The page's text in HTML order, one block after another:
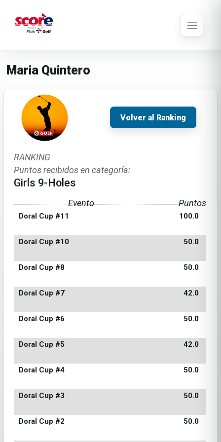
Maria Quintero
Volver al Ranking
RANKING
Puntos recibidos en categoría:
Girls 9-Holes
Evento Puntos
Doral Cup #11 100.0
Doral Cup #10 50.0
Doral Cup #8 50.0
Doral Cup #7 42.0
Doral Cup #6 50.0
Doral Cup #5 42.0
Doral Cup #4 50.0
Doral Cup #3 50.0
Doral Cup #2 50.0